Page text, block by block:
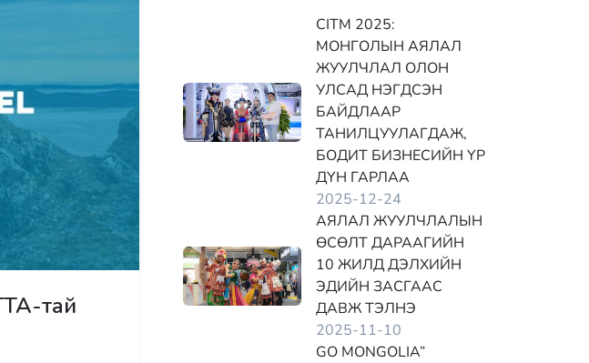
тай
CITM 2025:
МОНГОЛЫН АЯЛАЛ
ЖУУЛЧЛАЛ ОЛОН
УЛСАД НЭГДСЭН
БАЙДЛААР
ТАНИЛЦУУЛАГДАЖ,
БОДИТ БИЗНЕСИЙН ҮР
ДҮН ГАРЛАА
2025-12-24
АЯЛАЛ ЖУУЛЧЛАЛЫН
ӨСӨЛТ ДАРААГИЙН
10 ЖИЛД ДЭЛХИЙН
ЭДИЙН ЗАСГААС
ДАВЖ ТЭЛНЭ
2025-11-10
GO MONGOLIA”